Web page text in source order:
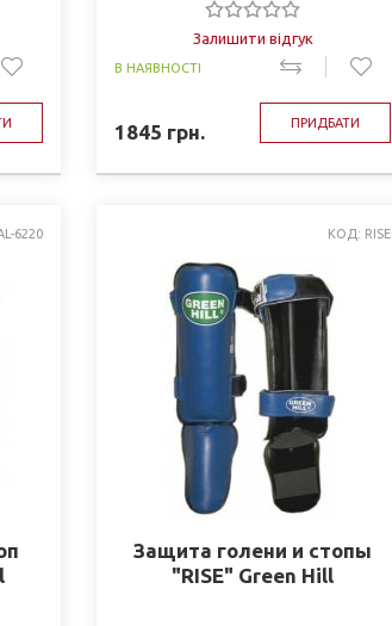
Залишити відгук
В НАЯВНОСТІ
1845 грн. ПРИДБАТИ
6220 КОД: RISE
Защита голени и стопы
"RISE" Green Hill